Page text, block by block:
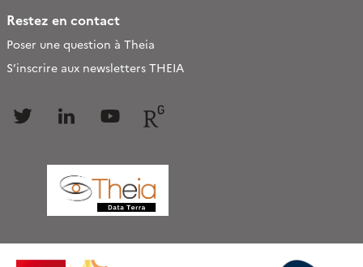
Restez en contact
Poser une question à Theia
S’inscrire aux newsletters THEIA
Follow Follow